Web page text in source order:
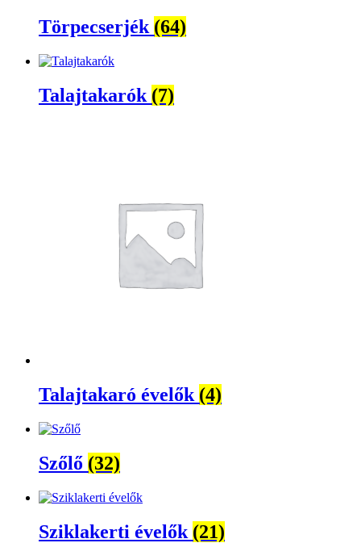
Törpecserjék (64)
Talajtakarók (7)
Talajtakaró évelők (4)
Szőlő (32)
Sziklakerti évelők (21)